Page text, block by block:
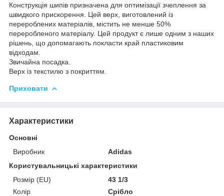
Конструкція шипів призначена для оптимізації зчеплення за
швидкого прискорення. Цей верх, виготовлений із
перероблених матеріалів, містить не менше 50%
переробленого матеріалу. Цей продукт є лише одним з наших
рішень, що допомагають покласти край пластиковим
відходам.
Звичайна посадка.
Верх із текстилю з покриттям.
Приховати
Характеристики
Основні
Виробник
Adidas
Користувальницькі характеристики
Розмір (EU)
43 1/3
Колір
Срібло